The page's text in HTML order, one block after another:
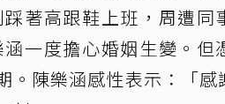
著高跟鞋上班，周遭同
一度擔心婚姻生變。但
。陳樂涵感性表示：「感